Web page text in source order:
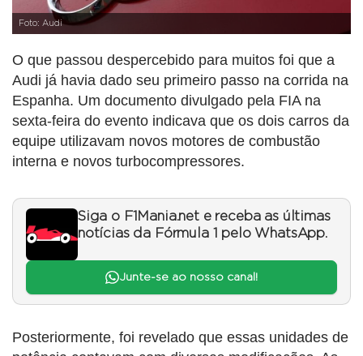
Foto: Audi
O que passou despercebido para muitos foi que a
Audi já havia dado seu primeiro passo na corrida na
Espanha. Um documento divulgado pela FIA na
sexta-feira do evento indicava que os dois carros da
equipe utilizavam novos motores de combustão
interna e novos turbocompressores.
Siga o F1Mania.net e receba as últimas
notícias da Fórmula 1 pelo WhatsApp.
Junte-se ao nosso canal!
Posteriormente, foi revelado que essas unidades de